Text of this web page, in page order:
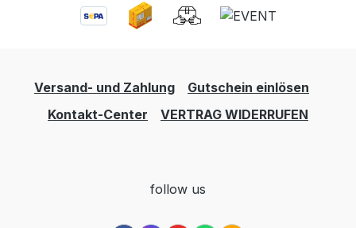
Versand- und Zahlung
Gutschein einlösen
Kontakt-Center
VERTRAG WIDERRUFEN
follow us